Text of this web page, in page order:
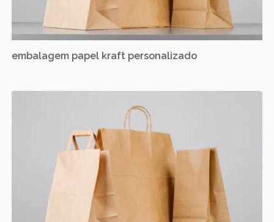
embalagem papel kraft personalizado